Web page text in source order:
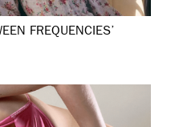
FREQUENCIES’